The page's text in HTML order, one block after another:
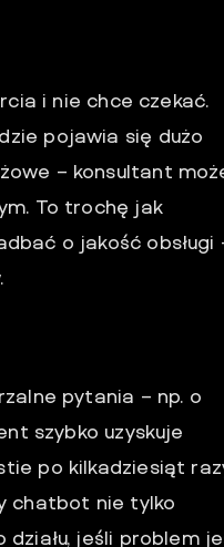
i nie chce czekać.
pojawia się dużo
– konsultant
To trochę jak
o jakość obsługi
pytania – np. o
szybko uzyskuje
po kilkadziesiąt
chatbot nie tylko
jeśli problem